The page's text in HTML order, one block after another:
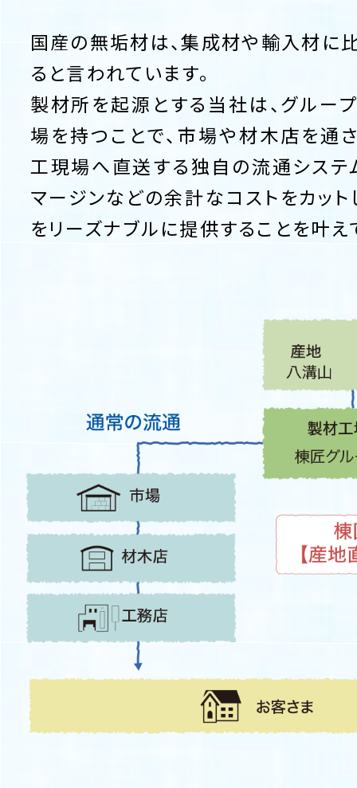
国産の無垢材は、集成材や輸入材に
ると言われています。
製材所を起源とする当社は、グルー
場を持つことで、市場や材木店を通
工現場へ直送する独自の流通システ
マージンなどの余計なコストをカット
をリーズナブルに提供することを叶え